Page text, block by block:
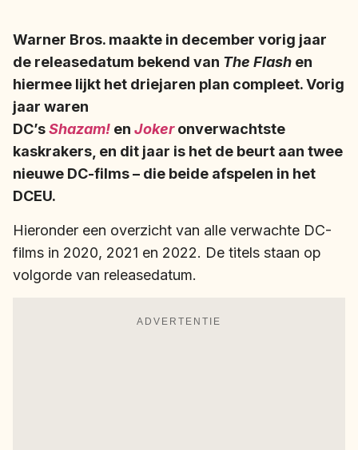
Warner Bros. maakte in december vorig jaar
de releasedatum bekend van The Flash en
hiermee lijkt het driejaren plan compleet. Vorig
jaar waren
DC’sShazam! en Jokeronverwachtste
kaskrakers, en dit jaar is het de beurt aan twee
nieuwe DC-films – die beide afspelen in het
DCEU.
Hieronder een overzicht van alle verwachte DC-
films in 2020, 2021 en 2022. De titels staan op
volgorde van releasedatum.
ADVERTENTIE